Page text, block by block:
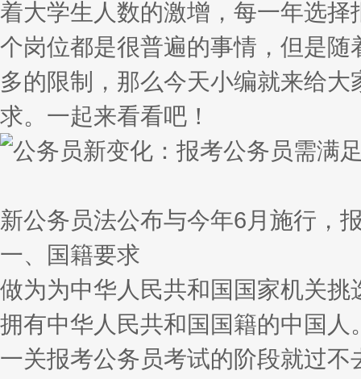
着大学生人数的激增，每一年选
个岗位都是很普遍的事情，但是
多的限制，那么今天小编就来给
求。一起来看看吧！
新公务员法公布与今年6月施行，
一、国籍要求
做为为中华人民共和国国家机关
拥有中华人民共和国国籍的中国
一关报考公务员考试的阶段就过